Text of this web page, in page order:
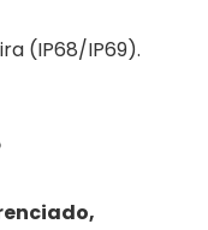
(IP68/IP69).